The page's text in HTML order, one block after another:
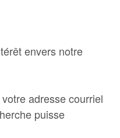
envers notre
adresse courriel
puisse